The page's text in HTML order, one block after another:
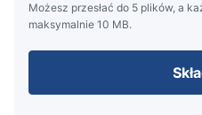
Możesz przesłać do 5 plików, a
maksymalnie 10 MB.